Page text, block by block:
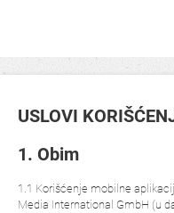
USLOVI
1. Obim
1.1 Korišćenje mobilne
Media International GmbH (u